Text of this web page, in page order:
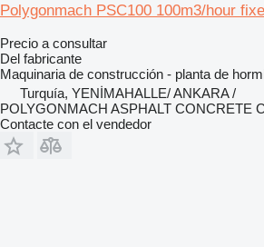
Polygonmach PSC100 100m3/hour
Precio a consultar
Del fabricante
Maquinaria de construcción - planta de
Turquía, YENİMAHALLE/ ANKARA /
POLYGONMACH ASPHALT CONCRETE
Contacte con el vendedor